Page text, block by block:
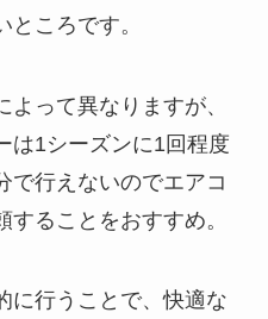
ころです。
って異なりますが、
は1シーズンに1回程度
で行えないのでエアコ
ることをおすすめ。
に行うことで、快適な